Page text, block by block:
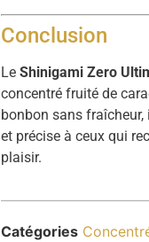
Conclusion
LeShinigami Zero
concentré fruité de
bonbon sans
et précise à ceux qui
plaisir.
Catégories